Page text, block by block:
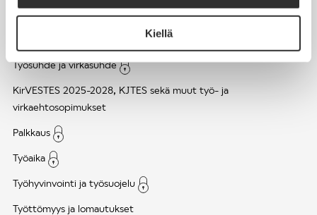
Kiellä
TYÖELÄMÄOPAS
Työsuhde ja virkasuhde
KirVESTES 2025-2028, KJTES sekä muut työ- ja
virkaehtosopimukset
Palkkaus
Työaika
Työhyvinvointi ja työsuojelu
Työttömyys ja lomautukset